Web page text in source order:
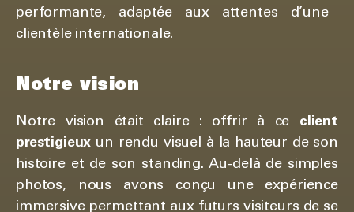
performante, adaptée aux attentes d’une
clientèle internationale.
Notre vision
Notre vision était claire : offrir à ce client
prestigieux un rendu visuel à la hauteur de son
histoire et de son standing. Au-delà de simples
photos, nous avons conçu une expérience
immersive permettant aux futurs visiteurs de se